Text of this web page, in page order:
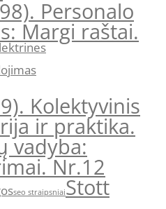
Personalo
Margi raštai.
Kolektyvinis
ir praktika.
vadyba:
Nr.12
seo straipsniaiStott